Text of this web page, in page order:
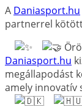
A Daniasport.hu
partnerrel
Daniasport.hu
megállapodást
amely innovatív